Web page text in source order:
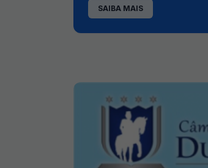
SAIBA MAIS